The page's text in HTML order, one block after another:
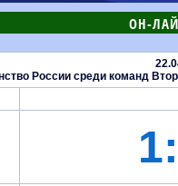
ОН-
России среди команд